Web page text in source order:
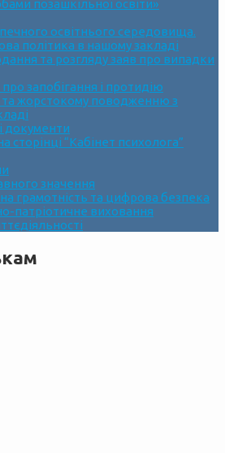
позашкільної освіти»
освітнього середовища.
політика в нашому закладі
та розгляду заяв про випадки
запобігання і протидію
та жорстокому поводженню з
документи
сторінці “Кабінет психолога”
значення
грамотність та цифрова безпека
патріотичне виховання